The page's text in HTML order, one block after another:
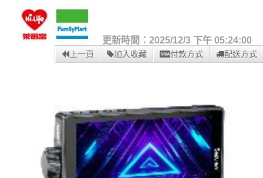
更新時間：2025/12/3 下午 05:24:00
上一頁 加入收藏 付款方式 配送方式